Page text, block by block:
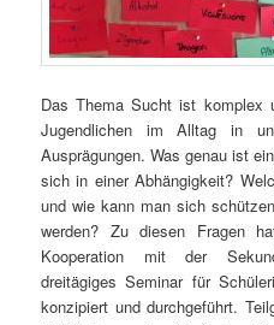
Das Thema Sucht ist komplex
Jugendlichen im Alltag in
Ausprägungen. Was genau ist
sich in einer Abhängigkeit?
und wie kann man sich
werden? Zu diesen Fragen
Kooperation mit der
dreitägiges Seminar für
konzipiert und durchgeführt.